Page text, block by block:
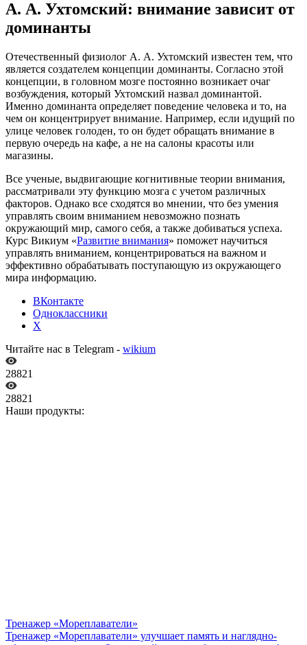
А. А. Ухтомский: внимание зависит от
доминанты
Отечественный физиолог А. А. Ухтомский известен тем, что
является создателем концепции доминанты. Согласно этой
концепции, в головном мозге постоянно возникает очаг
возбуждения, который Ухтомский назвал доминантой.
Именно доминанта определяет поведение человека и то, на
чем он концентрирует внимание. Например, если идущий по
улице человек голоден, то он будет обращать внимание в
первую очередь на кафе, а не на салоны красоты или
магазины.
Все ученые, выдвигающие когнитивные теории внимания,
рассматривали эту функцию мозга с учетом различных
факторов. Однако все сходятся во мнении, что без умения
управлять своим вниманием невозможно познать
окружающий мир, самого себя, а также добиваться успеха.
Курс Викиум «Развитие внимания» поможет научиться
управлять вниманием, концентрироваться на важном и
эффективно обрабатывать поступающую из окружающего
мира информацию.
ВКонтакте
Одноклассники
X
Читайте нас в Telegram - wikium
28821
28821
Наши продукты:
Тренажер «Мореплаватели»
Тренажер «Мореплаватели» улучшает память и наглядно-